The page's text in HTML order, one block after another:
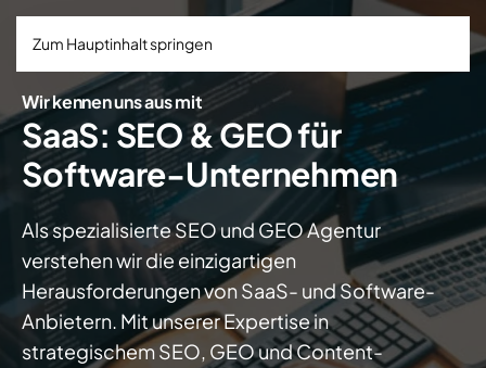
Zum Hauptinhalt springen
Wir kennen uns aus mit
SaaS: SEO & GEO für
Software-Unternehmen
Als spezialisierte SEO und GEO Agentur
verstehen wir die einzigartigen
Herausforderungen von SaaS- und Software-
Anbietern. Mit unserer Expertise in
strategischem SEO, GEO und Content-